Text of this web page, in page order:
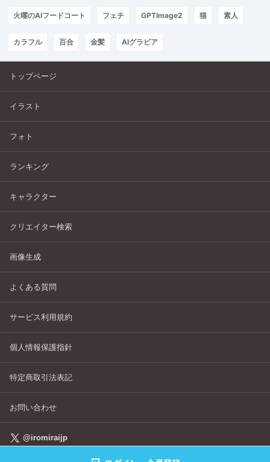
火曜のAIフードコート フェチ GPTImage2 猫 素人
カラフル 百合 金髪 AIグラビア
トップページ
イラスト
フォト
ランキング
キャラクター
クリエイター検索
画像生成
よくある質問
サービス利用規約
個人情報保護指針
特定商取引法表記
お問い合わせ
@iromiraijp